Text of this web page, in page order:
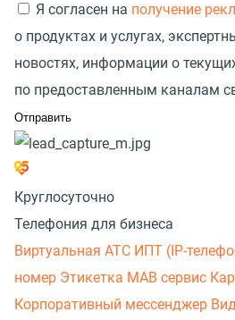
Я согласен на получение
о продуктах и услугах,
новостях, информации о
по предоставленным каналам
Круглосуточно
Телефония для бизнеса
Виртуальная АТС ИПТ (IP-
номер Этикетка МАВ сервис
Корпоративный мессенджер